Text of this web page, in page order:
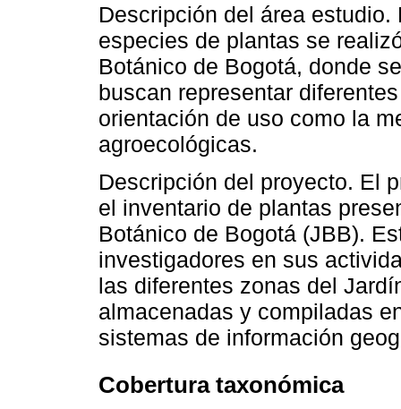
Descripción del área
especies de plantas se
Botánico de Bogotá, donde
buscan representar
orientación de uso como la
agroecológicas.
Descripción del proyecto. El
el inventario de plantas
Botánico de Bogotá (JBB).
investigadores en sus
las diferentes zonas del
almacenadas y compiladas
sistemas de información
Cobertura taxonómica